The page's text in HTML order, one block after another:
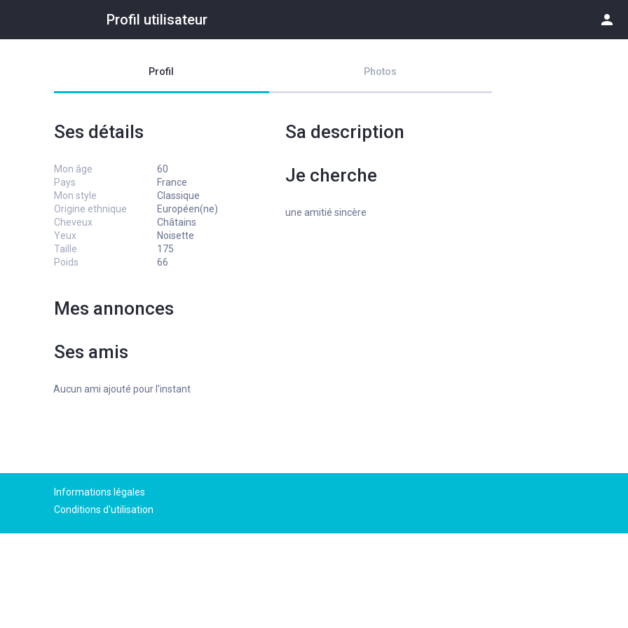
Profil utilisateur person
Profil Photos
Ses détails
Mon âge
60
Pays
France
Mon style
Classique
Origine ethnique
Européen(ne)
Cheveux
Châtains
Yeux
Noisette
Taille
175
Poids
66
Sa description
Je cherche
une amitié sincère
Mes annonces
Ses amis
Aucun ami ajouté pour l'instant
Informations légales
Conditions d'utilisation